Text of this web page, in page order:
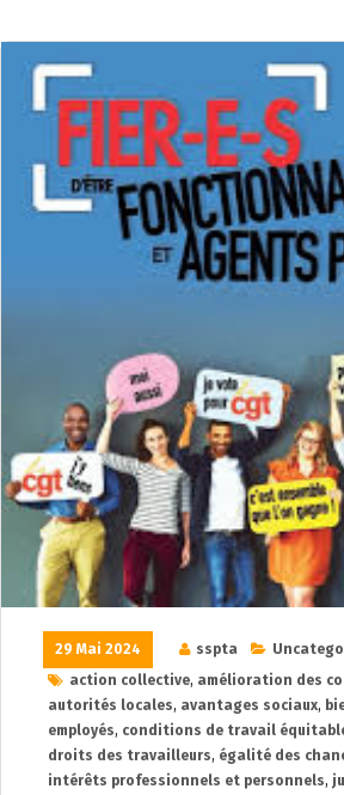
29 Mai 2024 sspta
action collective, amélioration des
autorités locales, avantages sociaux,
employés, conditions de travail
droits des travailleurs, égalité des
intérêts professionnels et personnels,